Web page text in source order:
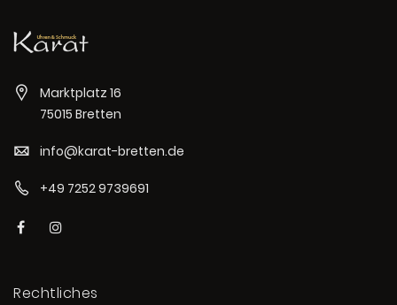
Marktplatz 16
75015 Bretten
info@karat-bretten.de
+49 7252 9739691
Rechtliches